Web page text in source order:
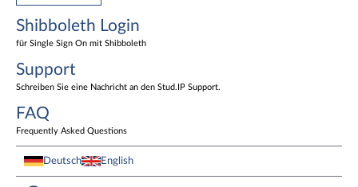
Shibboleth Login
für Single Sign On mit Shibboleth
Support
Schreiben Sie eine Nachricht an den Stud.IP Support.
FAQ
Frequently Asked Questions
Deutsch English